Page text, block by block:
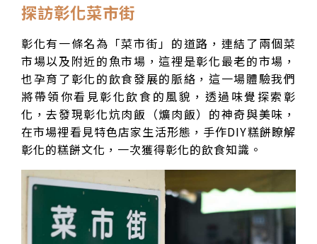
探訪彰化菜市街
彰化有一條名為「菜市街」的道路，連結了兩個菜
市場以及附近的魚市場，這裡是彰化最老的市場，
也孕育了彰化的飲食發展的脈絡，這一場體驗我們
將帶領你看見彰化飲食的風貌，透過味覺探索彰
化，去發現彰化炕肉飯（爌肉飯）的神奇與美味，
在市場裡看見特色店家生活形態，手作DIY糕餅瞭解
彰化的糕餅文化，一次獲得彰化的飲食知識。